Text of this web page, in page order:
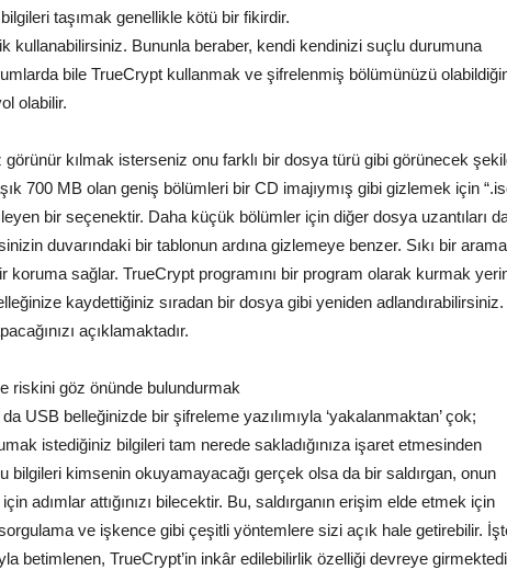
taşımak genellikle kötü bir fikirdir.
kullanabilirsiniz. Bununla beraber, kendi kendinizi suçlu durumuna
bile TrueCrypt kullanmak ve şifrelenmiş bölümünüzü
olabilir.
kılmak isterseniz onu farklı bir dosya türü gibi görünecek
700 MB olan geniş bölümleri bir CD imajıymış gibi gizlemek için
bir seçenektir. Daha küçük bölümler için diğer dosya uzantıları
duvarındaki bir tablonun ardına gizlemeye benzer. Sıkı bir
koruma sağlar. TrueCrypt programını bir program olarak kurmak
kaydettiğiniz sıradan bir dosya gibi yeniden adlandırabilirsiniz.
açıklamaktadır.
riskini göz önünde bulundurmak
USB belleğinizde bir şifreleme yazılımıyla ‘yakalanmaktan’ çok;
istediğiniz bilgileri tam nerede sakladığınıza işaret etmesinden
bilgileri kimsenin okuyamayacağı gerçek olsa da bir saldırgan, onun
adımlar attığınızı bilecektir. Bu, saldırganın erişim elde etmek için
ve işkence gibi çeşitli yöntemlere sizi açık hale getirebilir.
betimlenen, TrueCrypt’in inkâr edilebilirlik özelliği devreye